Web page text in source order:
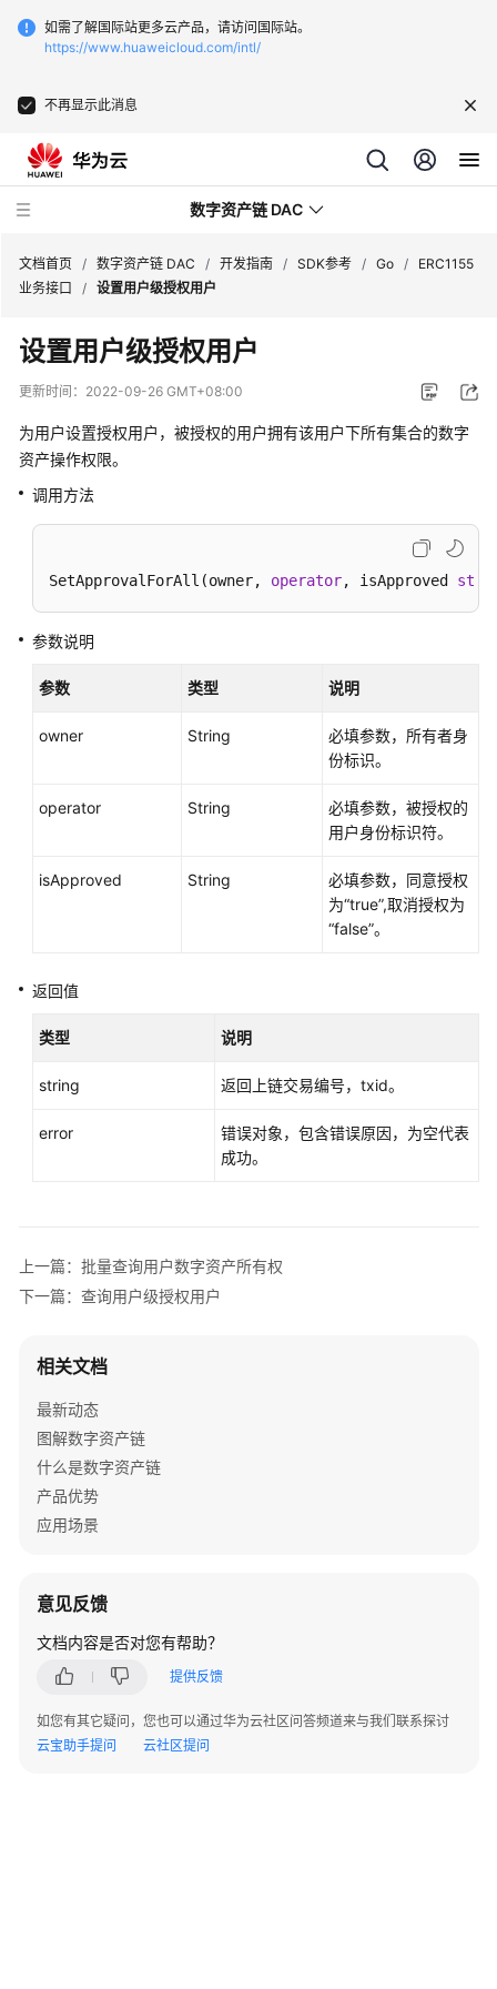
如需了解国际站更多云产品，请访问国际站。
https://www.huaweicloud.com/intl/
不再显示此消息
数字资产链 DAC
最
新
动
产
介
绍
快
入
门
户
指
参
考
置
和
调
例
通
接
务
口
业
务
文档首页 / 数字资产链 DAC / 开发指南 / SDK参考 / Go /
ERC1155
业务接口
/ 设置用户级授权用户
设置用户级授权用户
更新时间： 2022-09-26 GMT+08:00
为用户设置授权用户，被授权的用户拥有该用户下所有集合的数字
资产操作权限。
调用方法
SetApprovalForAll(owner, operator, isApproved
参数说明
参数 类型 说明
owner String
必填参数，所有者身
份标识。
operator String
必填参数，被授权的
用户身份标识符。
isApproved String
必填参数，同意授权
为“true”,取消授权为
“false”。
返回值
类型 说明
string 返回上链交易编号，txid。
error
错误对象，包含错误原因，为空代表
成功。
上一篇：批量查询用户数字资产所有权
下一篇：查询用户级授权用户
相关文档
最新动态
图解数字资产链
什么是数字资产链
产品优势
应用场景
意见反馈
文档内容是否对您有帮助？
提供反馈
如您有其它疑问，您也可以通过华为云社区问答频道来与我们联系探讨
云宝助手提问
云社区提问